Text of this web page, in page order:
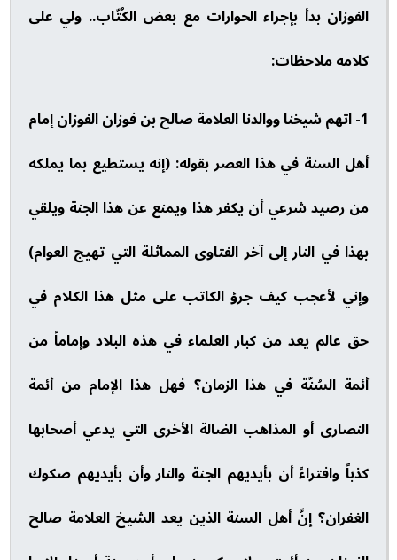
الفوزان بدأ بإجراء الحوارات مع بعض الكُتّاب.. ولي على
كلامه ملاحظات:
1- اتهم شيخنا ووالدنا العلامة صالح بن فوزان الفوزان إمام
أهل السنة في هذا العصر بقوله: (إنه يستطيع بما يملكه
من رصيد شرعي أن يكفر هذا ويمنع عن هذا الجنة ويلقي
بهذا في النار إلى آخر الفتاوى المماثلة التي تهيج العوام)
وإني لأعجب كيف جرؤ الكاتب على مثل هذا الكلام في
حق عالم يعد من كبار العلماء في هذه البلاد وإماماً من
أئمة السُنّة في هذا الزمان؟ فهل هذا الإمام من أئمة
النصارى أو المذاهب الضالة الأخرى التي يدعي أصحابها
كذباً وافتراءً أن بأيديهم الجنة والنار وأن بأيديهم صكوك
الغفران؟ إنَّ أهل السنة الذين يعد الشيخ العلامة صالح